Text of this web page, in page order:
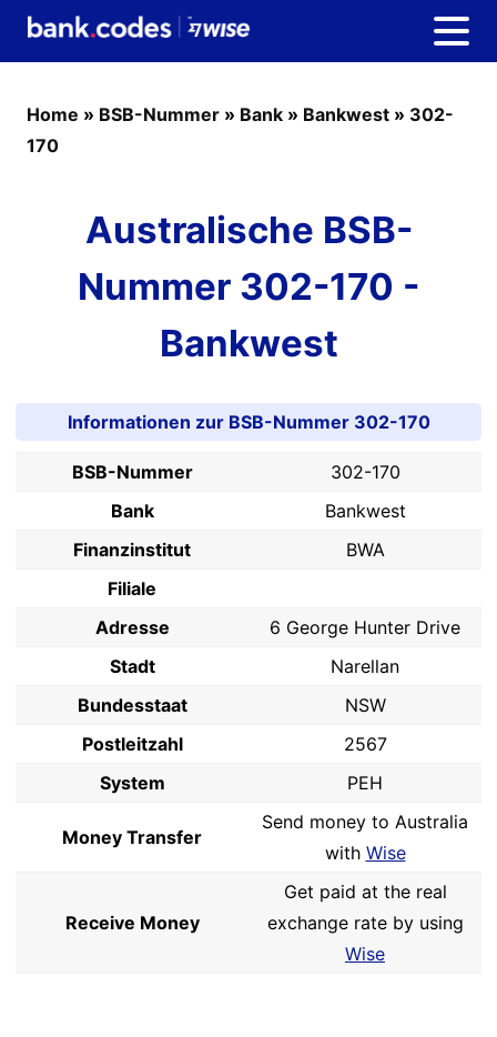
Home » BSB-Nummer » Bank » Bankwest » 302-
170
Australische BSB-
Nummer 302-170 -
Bankwest
Informationen zur BSB-Nummer 302-170
BSB-Nummer
302-170
Bank
Bankwest
Finanzinstitut
BWA
Filiale
Adresse
6 George Hunter Drive
Stadt
Narellan
Bundesstaat
NSW
Postleitzahl
2567
System
PEH
Money Transfer
Send money to Australia
with Wise
Receive Money
Get paid at the real
exchange rate by using
Wise